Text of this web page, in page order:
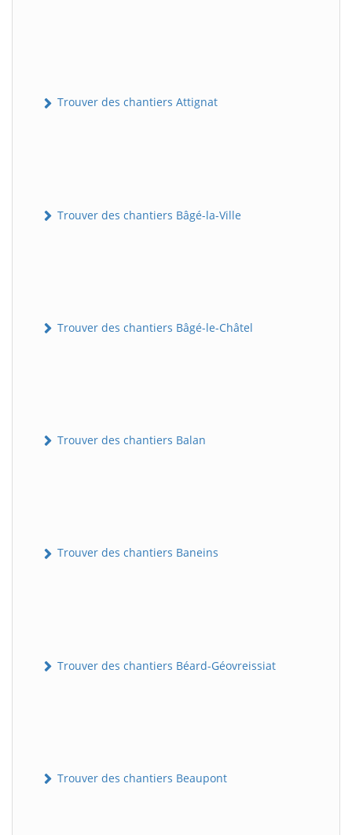
Trouver des chantiers Attignat
Trouver des chantiers Bâgé-la-Ville
Trouver des chantiers Bâgé-le-Châtel
Trouver des chantiers Balan
Trouver des chantiers Baneins
Trouver des chantiers Béard-Géovreissiat
Trouver des chantiers Beaupont